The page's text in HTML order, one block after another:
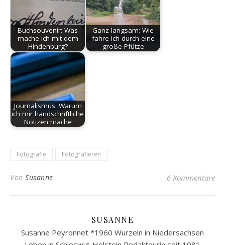
Buchsouvenir: Was
mache ich mit dem
Hindenburg?
Ganz langsam: Wie
fahre ich durch eine
große Pfütze
Journalismus: Warum
ich mir handschriftliche
Notizen mache
Fotografie Fotografieren
Von Susanne 6 Kommentare
SUSANNE
Susanne Peyronnet *1960 Wurzeln in Niedersachsen